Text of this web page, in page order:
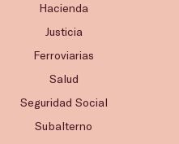
Hacienda
Justicia
Ferroviarias
Salud
Seguridad Social
Subalterno